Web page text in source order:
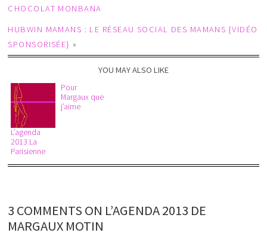
CHOCOLAT MONBANA
HUBWIN MAMANS : LE RÉSEAU SOCIAL DES MAMANS {VIDÉO
SPONSORISÉE} »
YOU MAY ALSO LIKE
L’agenda
2013 La
Parisienne
Pour
Margaux que
j’aime
3 COMMENTS ON L’AGENDA 2013 DE
MARGAUX MOTIN